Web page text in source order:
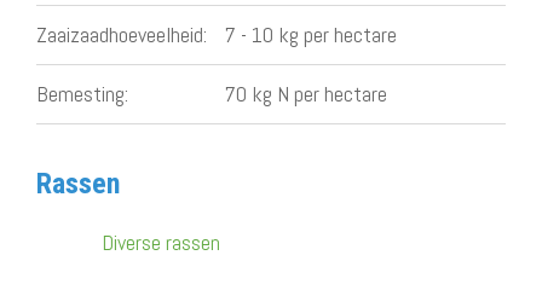
Zaaizaadhoeveelheid: 7 - 10 kg per hectare
Bemesting: 70 kg N per hectare
Rassen
Diverse rassen